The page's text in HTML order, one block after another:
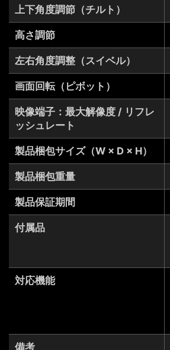
上下角度調節（チルト）
高さ調節
左右角度調整（スイベル）
画面回転（ピボット）
映像端子：最大解像度 / リフレ
ッシュレート
製品梱包サイズ（W × D × H）
製品梱包重量
製品保証期間
付属品
対応機能
備考